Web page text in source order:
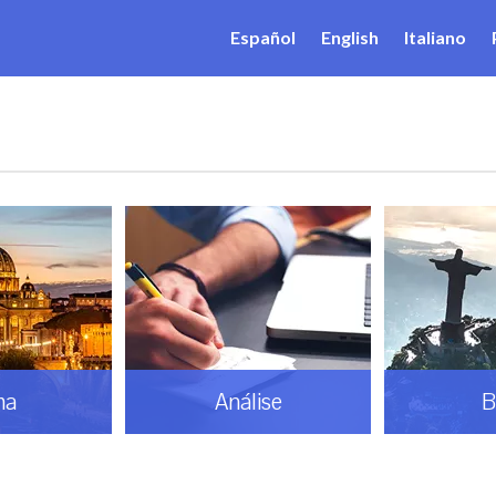
Español English Italiano
Análise